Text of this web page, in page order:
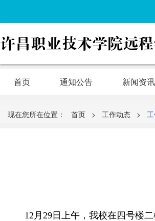
首页 通知公告 新闻资讯
现在您所在位置： 首页 > 工作动态 >
12月29日上午，我校在四号楼